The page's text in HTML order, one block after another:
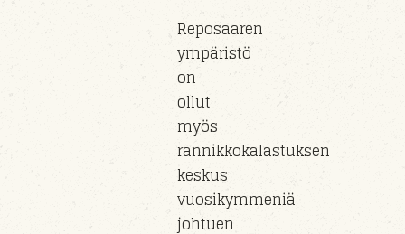
Reposaaren
ympäristö
on
ollut
myös
rannikkokalastuksen
keskus
vuosikymmeniä
johtuen